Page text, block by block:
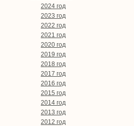
2024 год
2023 год
2022 год
2021 год
2020 год
2019 год
2018 год
2017 год
2016 год
2015 год
2014 год
2013 год
2012 год